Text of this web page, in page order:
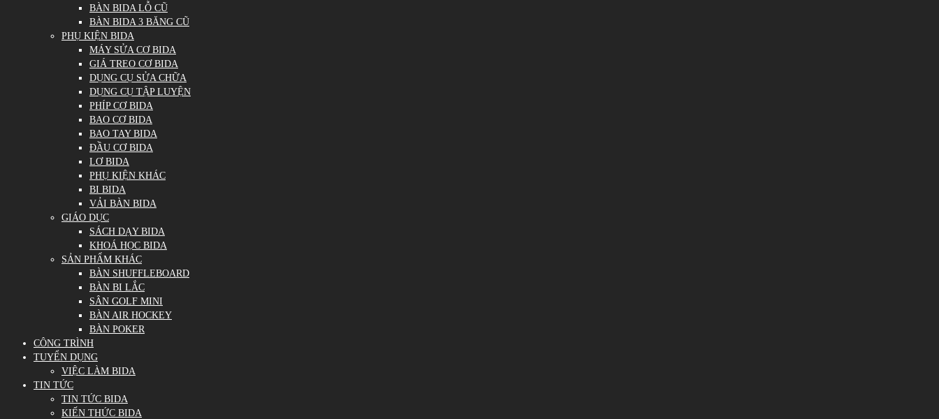
BÀN BIDA LỖ CŨ
BÀN BIDA 3 BĂNG CŨ
PHỤ KIỆN BIDA
MÁY SỬA CƠ BIDA
GIÁ TREO CƠ BIDA
DỤNG CỤ SỬA CHỮA
DỤNG CỤ TẬP LUYỆN
PHÍP CƠ BIDA
BAO CƠ BIDA
BAO TAY BIDA
ĐẦU CƠ BIDA
LƠ BIDA
PHỤ KIỆN KHÁC
BI BIDA
VẢI BÀN BIDA
GIÁO DỤC
SÁCH DẠY BIDA
KHOÁ HỌC BIDA
SẢN PHẨM KHÁC
BÀN SHUFFLEBOARD
BÀN BI LẮC
SÂN GOLF MINI
BÀN AIR HOCKEY
BÀN POKER
CÔNG TRÌNH
TUYỂN DỤNG
VIỆC LÀM BIDA
TIN TỨC
TIN TỨC BIDA
KIẾN THỨC BIDA